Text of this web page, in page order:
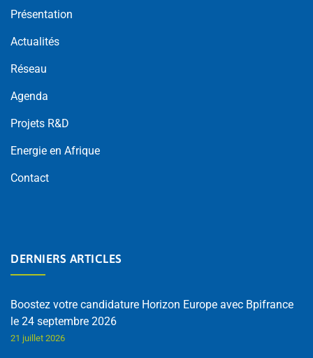
Présentation
Actualités
Réseau
Agenda
Projets R&D
Energie en Afrique
Contact
DERNIERS ARTICLES
Boostez votre candidature Horizon Europe avec Bpifrance
le 24 septembre 2026
21 juillet 2026